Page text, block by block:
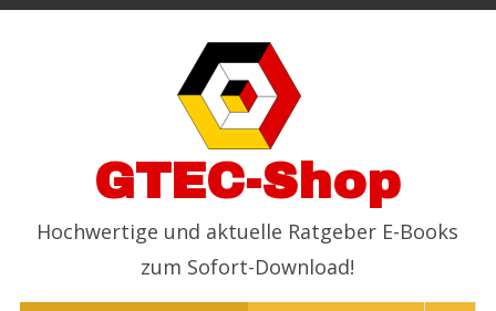
GTEC-Shop
Hochwertige und aktuelle Ratgeber E-Books
zum Sofort-Download!